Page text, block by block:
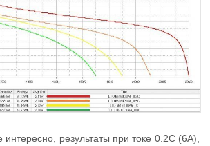
результаты при токе 0.2С (6А),